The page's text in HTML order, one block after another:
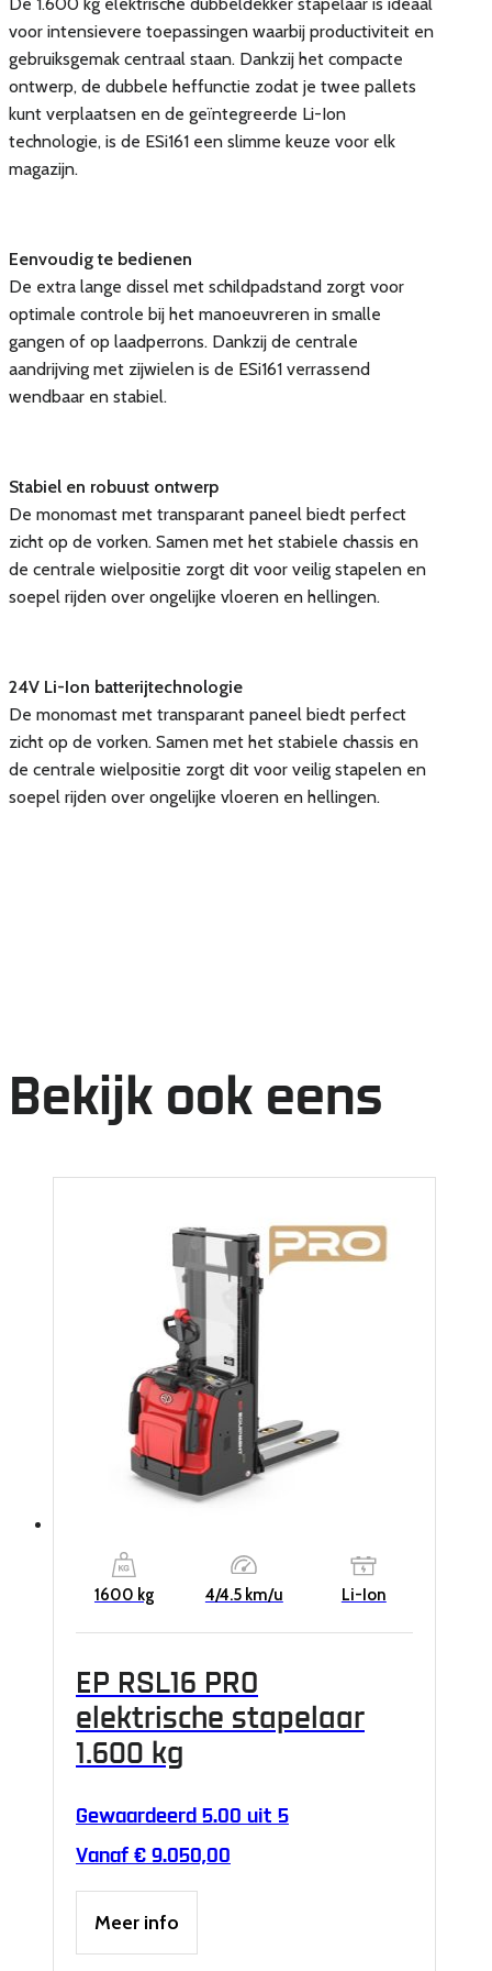
voor intensievere toepassingen waarbij productiviteit en
gebruiksgemak centraal staan. Dankzij het compacte
ontwerp, de dubbele heffunctie zodat je twee pallets
kunt verplaatsen en de geïntegreerde Li-Ion
technologie, is de ESi161 een slimme keuze voor elk
magazijn.
Eenvoudig te bedienen
De extra lange dissel met schildpadstand zorgt voor
optimale controle bij het manoeuvreren in smalle
gangen of op laadperrons. Dankzij de centrale
aandrijving met zijwielen is de ESi161 verrassend
wendbaar en stabiel.
Stabiel en robuust ontwerp
De monomast met transparant paneel biedt perfect
zicht op de vorken. Samen met het stabiele chassis en
de centrale wielpositie zorgt dit voor veilig stapelen en
soepel rijden over ongelijke vloeren en hellingen.
24V Li-Ion batterijtechnologie
De monomast met transparant paneel biedt perfect
zicht op de vorken. Samen met het stabiele chassis en
de centrale wielpositie zorgt dit voor veilig stapelen en
soepel rijden over ongelijke vloeren en hellingen.
Bekijk ook eens
1600 kg 4/4.5 km/u Li-Ion
EP RSL16 PRO
elektrische stapelaar
1.600 kg
Gewaardeerd 5.00 uit 5
Vanaf € 9.050,00
Dit
product
Meer info